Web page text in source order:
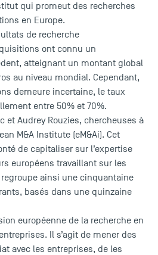
qui promeut des recherches
en Europe.
de recherche
ont connu un
atteignant un montant global
au niveau mondial. Cependant,
demeure incertaine, le taux
entre 50% et 70%.
et Audrey Rouzies, chercheuses à
M&A Institute (eM&Ai). Cet
de capitaliser sur l’expertise
européens travaillant sur les
ainsi une cinquantaine
basés dans une quinzaine
européenne de la recherche en
Il s’agit de mener des
avec les entreprises, de les